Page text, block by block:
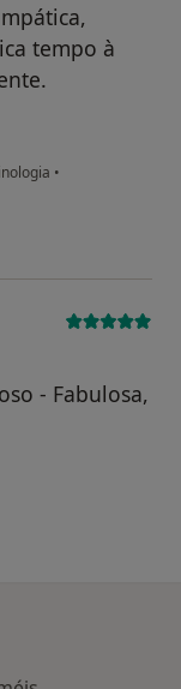
tempo à
•
- Fabulosa,
usuário